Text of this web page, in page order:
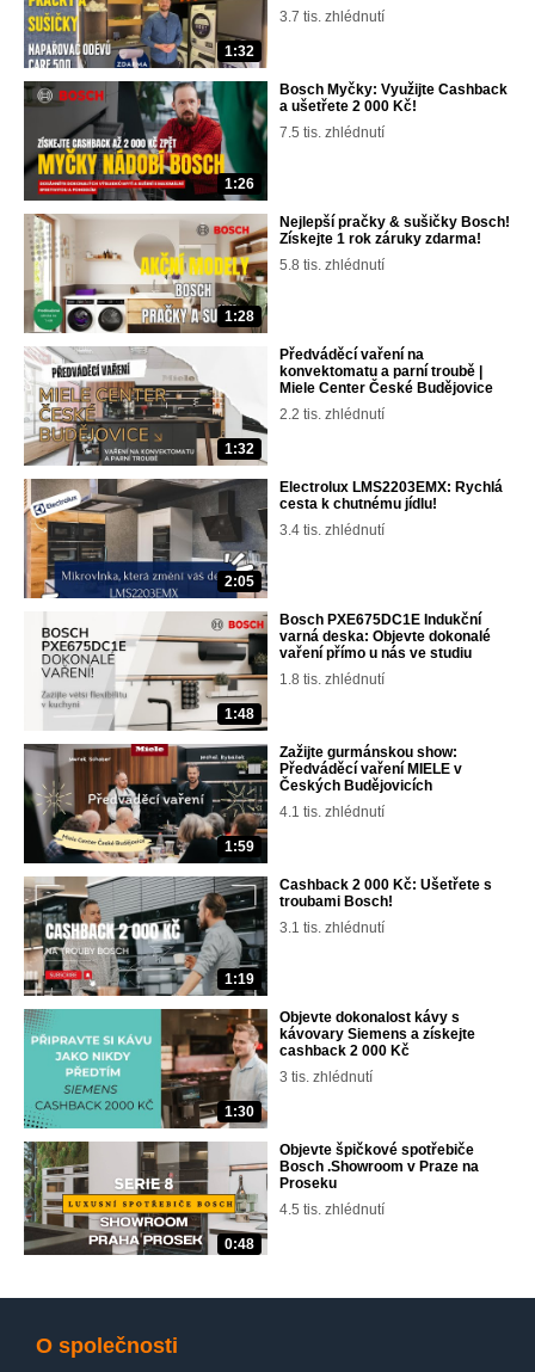
1:32
3.7 tis. zhlédnutí
1:26
Bosch Myčky: Využijte Cashback
a ušetřete 2 000 Kč!
7.5 tis. zhlédnutí
1:28
Nejlepší pračky & sušičky Bosch!
Získejte 1 rok záruky zdarma!
5.8 tis. zhlédnutí
1:32
Předváděcí vaření na
konvektomatu a parní troubě |
Miele Center České Budějovice
2.2 tis. zhlédnutí
2:05
Electrolux LMS2203EMX: Rychlá
cesta k chutnému jídlu!
3.4 tis. zhlédnutí
1:48
Bosch PXE675DC1E Indukční
varná deska: Objevte dokonalé
vaření přímo u nás ve studiu
1.8 tis. zhlédnutí
1:59
Zažijte gurmánskou show:
Předváděcí vaření MIELE v
Českých Budějovicích
4.1 tis. zhlédnutí
1:19
Cashback 2 000 Kč: Ušetřete s
troubami Bosch!
3.1 tis. zhlédnutí
1:30
Objevte dokonalost kávy s
kávovary Siemens a získejte
cashback 2 000 Kč
3 tis. zhlédnutí
0:48
Objevte špičkové spotřebiče
Bosch .Showroom v Praze na
Proseku
4.5 tis. zhlédnutí
O společnosti